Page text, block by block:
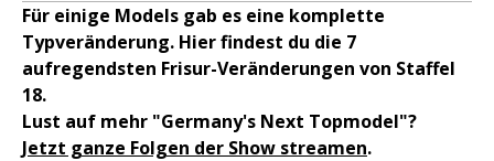
Für einige Models gab es eine komplette
Typveränderung. Hier findest du die 7
aufregendsten Frisur-Veränderungen von Staffel
18.
Lust auf mehr "Germany's Next Topmodel"?
Jetzt ganze Folgen der Show streamen.